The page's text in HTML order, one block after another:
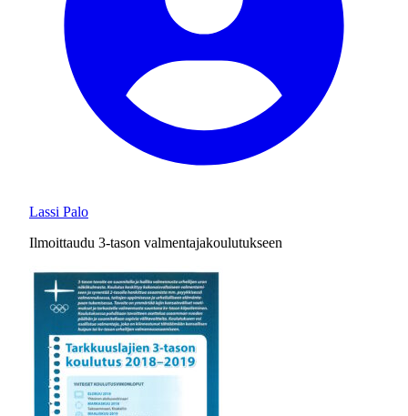
Lassi Palo
Ilmoittaudu 3-tason valmentajakoulutukseen